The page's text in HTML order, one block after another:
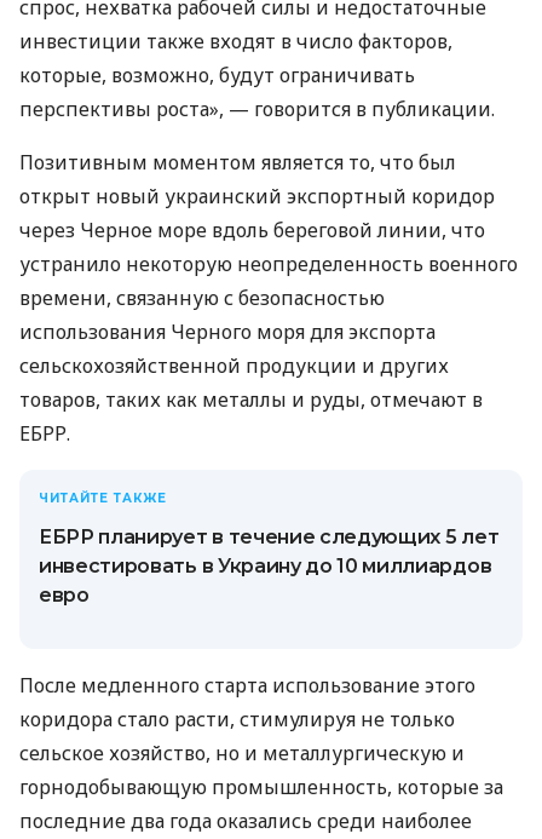
спрос, нехватка рабочей силы и недостаточные
инвестиции также входят в число факторов,
которые, возможно, будут ограничивать
перспективы роста», — говорится в публикации.
Позитивным моментом является то, что был
открыт новый украинский экспортный коридор
через Черное море вдоль береговой линии, что
устранило некоторую неопределенность военного
времени, связанную с безопасностью
использования Черного моря для экспорта
сельскохозяйственной продукции и других
товаров, таких как металлы и руды, отмечают в
ЕБРР.
ЧИТАЙТЕ ТАКЖЕ
ЕБРР планирует в течение следующих 5 лет
инвестировать в Украину до 10 миллиардов
евро
После медленного старта использование этого
коридора стало расти, стимулируя не только
сельское хозяйство, но и металлургическую и
горнодобывающую промышленность, которые за
последние два года оказались среди наиболее